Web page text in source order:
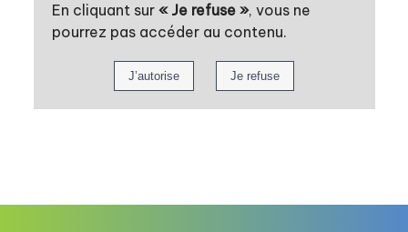
En cliquant sur « Je refuse », vous ne
pourrez pas accéder au contenu.